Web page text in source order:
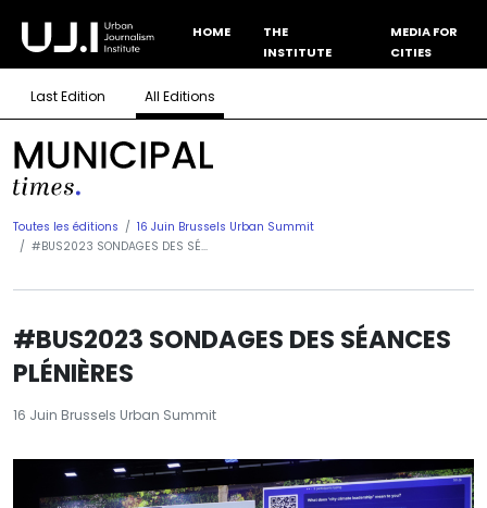
HOME
THE
INSTITUTE
MEDIA FOR
CITIES
Last Edition All Editions
Toutes les éditions
16 Juin Brussels Urban Summit
#BUS2023 SONDAGES DES SÉ...
#BUS2023 SONDAGES DES SÉANCES
PLÉNIÈRES
16 Juin Brussels Urban Summit